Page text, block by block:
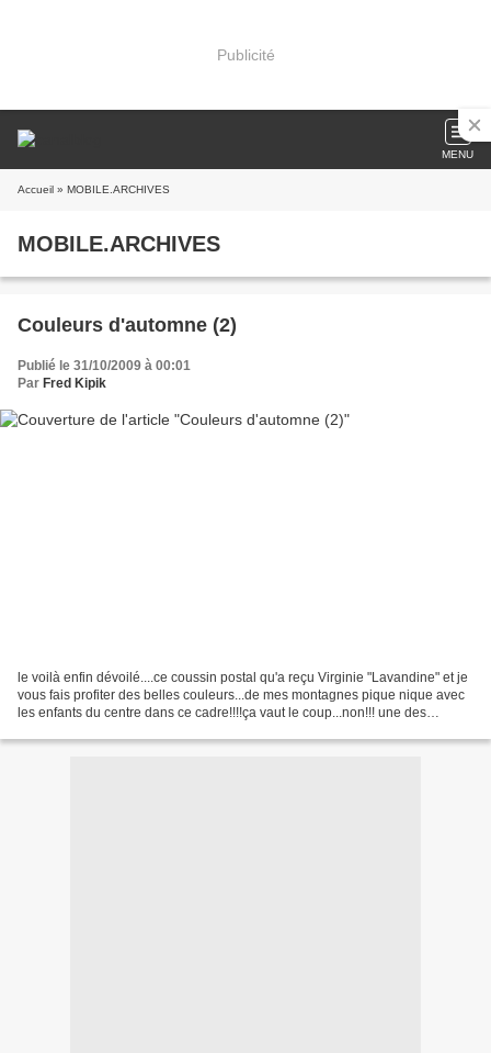
Publicité
MENU
Accueil » MOBILE.ARCHIVES
MOBILE.ARCHIVES
Couleurs d'automne (2)
Publié le 31/10/2009 à 00:01
Par Fred Kipik
le voilà enfin dévoilé....ce coussin postal qu'a reçu Virginie "Lavandine" et je
vous fais profiter des belles couleurs...de mes montagnes pique nique avec
les enfants du centre dans ce cadre!!!!ça vaut le coup...non!!! une des